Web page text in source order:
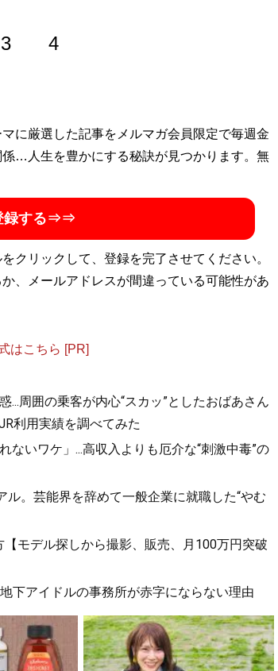
3 4
ックパッカー活動中のフリーライター。世界
人クラブ」会員
に厳選した記事をメルマガ会員限定で毎週金
…人生を豊かにする秘訣が見つかります。無
録する⇒⇒
クリックして、登録を完了させてください。
、メールアドレスが間違っている可能性があ
はこちら [PR]
周囲の乗客が内心“スカッ”としたおばあさん
利用実績を調べてみた
いワケ」...高収入よりも厄介な“刺激中毒”の
。芸能界を辞めて一般企業に就職した“やむ
モデル探しから撮影、販売、月100万円突破
下アイドルの事務所が赤字にならない理由